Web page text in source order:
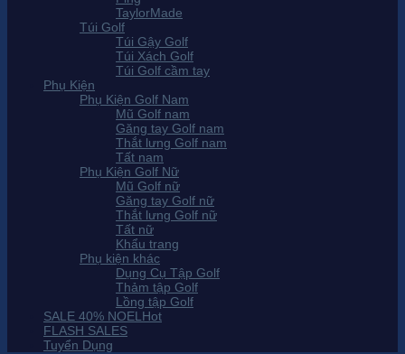
TaylorMade
Túi Golf
Túi Gậy Golf
Túi Xách Golf
Túi Golf cầm tay
Phụ Kiện
Phụ Kiện Golf Nam
Mũ Golf nam
Găng tay Golf nam
Thắt lưng Golf nam
Tất nam
Phụ Kiện Golf Nữ
Mũ Golf nữ
Găng tay Golf nữ
Thắt lưng Golf nữ
Tất nữ
Khẩu trang
Phụ kiện khác
Dụng Cụ Tập Golf
Thảm tập Golf
Lồng tập Golf
SALE 40% NOEL
FLASH SALES
Tuyển Dụng